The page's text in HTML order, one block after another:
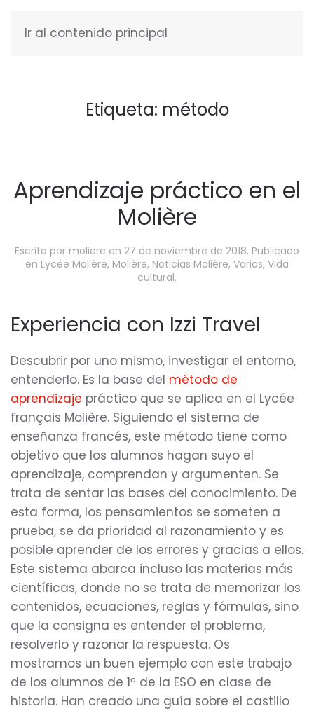
Ir al contenido principal
Etiqueta: método
Aprendizaje práctico en el
Molière
Escrito por moliere en 27 de noviembre de 2018. Publicado
en Lycée Molière, Molière, Noticias Molière, Varios, Vida
cultural.
Experiencia con Izzi Travel
Descubrir por uno mismo, investigar el entorno,
entenderlo. Es la base del método de
aprendizaje práctico que se aplica en el Lycée
français Molière. Siguiendo el sistema de
enseñanza francés, este método tiene como
objetivo que los alumnos hagan suyo el
aprendizaje, comprendan y argumenten. Se
trata de sentar las bases del conocimiento. De
esta forma, los pensamientos se someten a
prueba, se da prioridad al razonamiento y es
posible aprender de los errores y gracias a ellos.
Este sistema abarca incluso las materias más
científicas, donde no se trata de memorizar los
contenidos, ecuaciones, reglas y fórmulas, sino
que la consigna es entender el problema,
resolverlo y razonar la respuesta. Os
mostramos un buen ejemplo con este trabajo
de los alumnos de 1º de la ESO en clase de
historia. Han creado una guía sobre el castillo